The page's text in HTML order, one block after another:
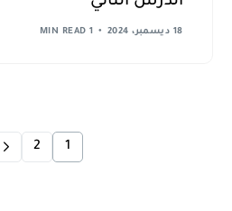
18 ديسمبر، 2024 1 MIN READ
1
2